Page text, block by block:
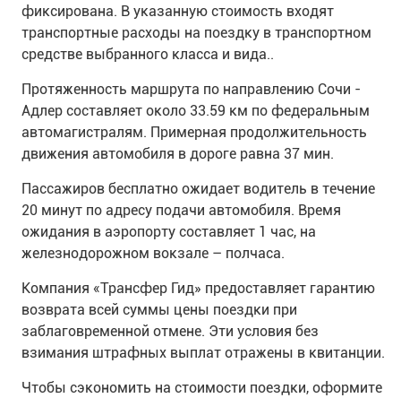
фиксирована. В указанную стоимость входят
транспортные расходы на поездку в транспортном
средстве выбранного класса и вида..
Протяженность маршрута по направлению Сочи -
Адлер составляет около 33.59 км по федеральным
автомагистралям. Примерная продолжительность
движения автомобиля в дороге равна 37 мин.
Пассажиров бесплатно ожидает водитель в течение
20 минут по адресу подачи автомобиля. Время
ожидания в аэропорту составляет 1 час, на
железнодорожном вокзале – полчаса.
Компания «Трансфер Гид» предоставляет гарантию
возврата всей суммы цены поездки при
заблаговременной отмене. Эти условия без
взимания штрафных выплат отражены в квитанции.
Чтобы сэкономить на стоимости поездки, оформите